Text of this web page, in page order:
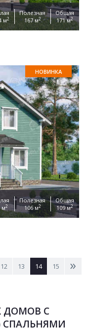
м2
Полезная
167 м2
Общая
171 м2
НОВИНКА
м2
Полезная
106 м2
Общая
109 м2
12 13 14 15 >
ДОМОВ С
СПАЛЬНЯМИ